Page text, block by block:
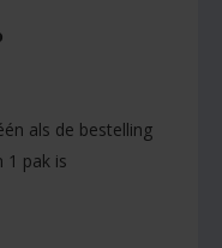
als de bestelling
1 pak is